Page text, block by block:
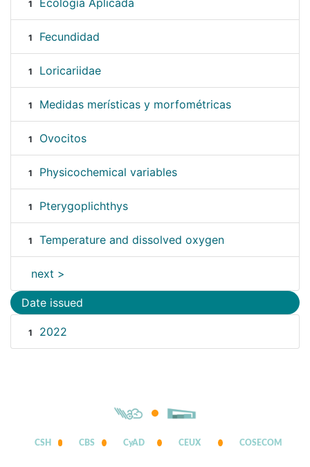
1 Ecología Aplicada
1 Fecundidad
1 Loricariidae
1 Medidas merísticas y morfométricas
1 Ovocitos
1 Physicochemical variables
1 Pterygoplichthys
1 Temperature and dissolved oxygen
next >
Date issued
1 2022
CSH CBS CyAD CEUX COSECOM